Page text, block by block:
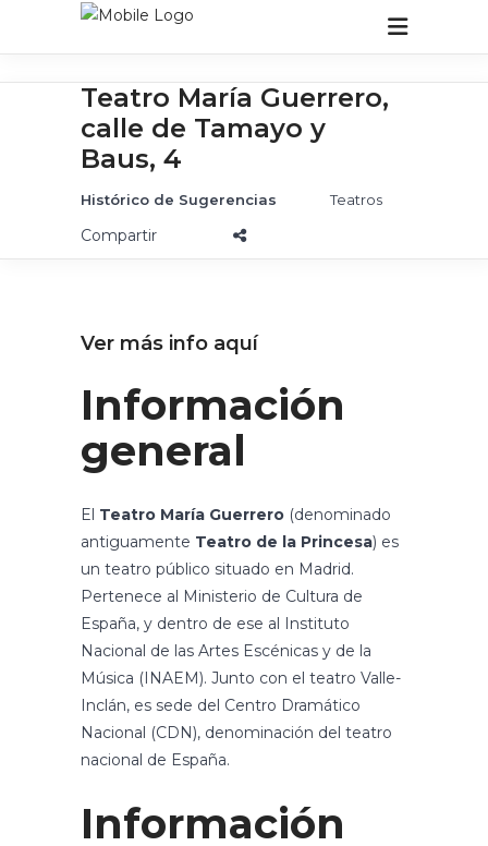
Teatro María Guerrero,
calle de Tamayo y
Baus, 4
Histórico de Sugerencias Teatros
Ver más info aquí
Información
general
El Teatro María Guerrero (denominado
antiguamente Teatro de la Princesa) es
un teatro público situado en Madrid.
Pertenece al Ministerio de Cultura de
España, y dentro de ese al
Instituto
Nacional de las Artes Escénicas y de la
Música (INAEM). Junto con el teatro Valle-
Inclán, es sede del Centro Dramático
Nacional (CDN), denominación del teatro
nacional de España.
Información